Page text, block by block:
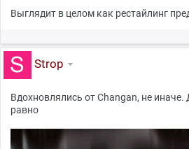
Выглядит в целом как рестайлинг
Strop
Вдохновлялись от Changan, не иначе.
равно